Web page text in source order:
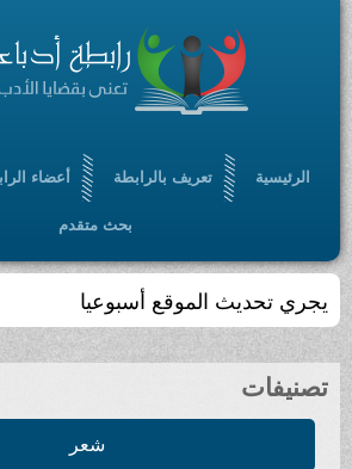
الرئيسية تعريف بالرابطة أعضاء الرابطة
بحث متقدم
يجري تحديث الموقع أسبوعيا
تصنيفات
شعر